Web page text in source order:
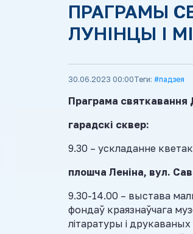
ПРАГРАМЫ
ЛУНІНЦЫ І
30.06.2023 00:00Теги: #падзея
Праграма святкавання
гарадскі сквер:
9.30 – ускладанне
плошча Леніна, вул.
9.30-14.00 – выстава
фондаў краязнаўчага
літаратуры і